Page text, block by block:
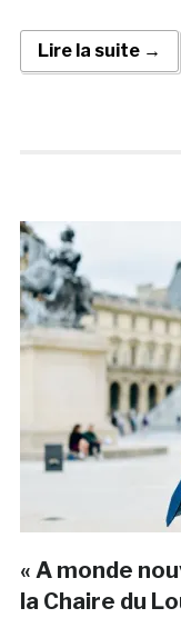
Lire la suite →
« A monde
la Chaire du